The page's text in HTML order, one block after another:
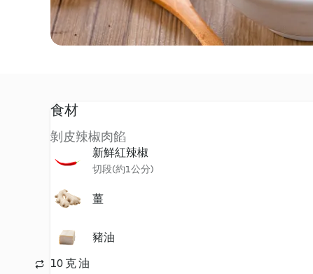
食材
剝皮辣椒肉餡
新鮮紅辣椒
切段(約1公分)
薑
豬油
10 克 油